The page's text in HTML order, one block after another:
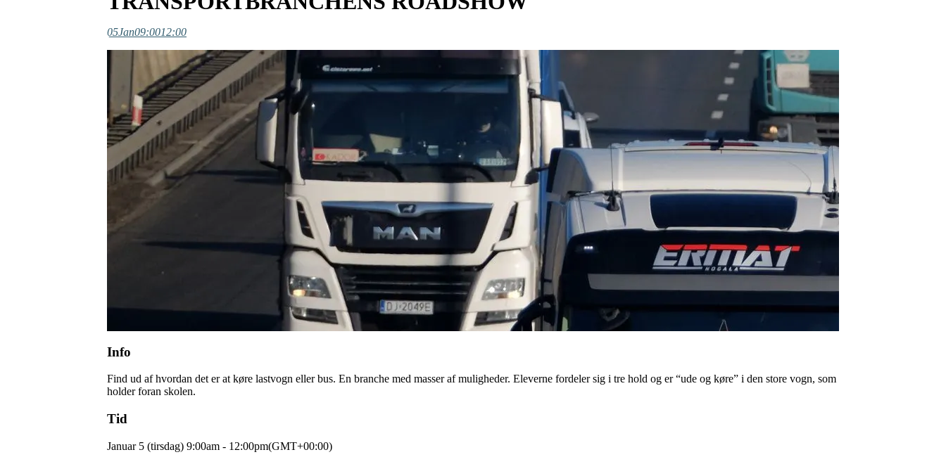
05Jan09:0012:00
Info
Find ud af hvordan det er at køre lastvogn eller bus. En branche med masser af muligheder. Eleverne fordeler sig i tre hold og er “ude og køre” i den store vogn, som
holder foran skolen.
Tid
Januar 5 (tirsdag) 9:00am - 12:00pm(GMT+00:00)